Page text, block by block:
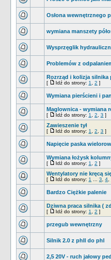
Osłona wewnętrznego
wymiana manszety
Wysprzęglik
Problemów z
Rozrząd i kolizja silnika
[ Idź do strony: 1 2 ]
Wymiana pierścieni i
Maglownica - wymiana
[ Idź do strony: 1 2 3 ]
Zawieszenie tył
[ Idź do strony: 1 2 3 ]
Napięcie paska
Wymiana łożysk
[ Idź do strony: 1 2 ]
Wentylatory nie kręcą
[ Idź do strony: 1 3 4
Bardzo Ciężkie palenie
Dziwna praca silnika (
[ Idź do strony: 1 2 ]
przegub wewnętrzny
Silnik 2.0 z phII do phI
2,5 20V - ruch jałowy